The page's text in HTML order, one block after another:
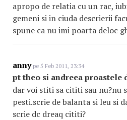
apropo de relatia cu un rac,
gemeni si in ciuda descrierii
spune ca nu imi poarta deloc
annype 5 Feb 2011, 23:34
pt theo si andreea proastele
dar voi stiti sa cititi sau nu?nu
pesti.scrie de balanta si leu si
scrie dc dreaq cititi?